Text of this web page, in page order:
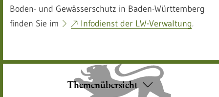
Boden- und Gewässerschutz in Baden-Württemberg
finden Sie im
Infodienst der LW-Verwaltung.
Themenübersicht